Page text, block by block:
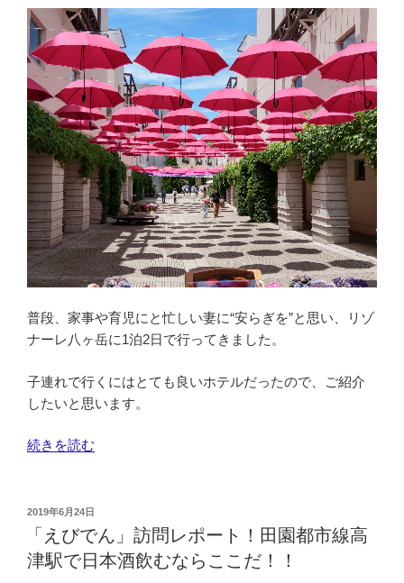
ス
ラ
イ
ト
（横
山
秀
夫）”
の
普段、家事や育児にと忙しい妻に“安らぎを”と思い、リゾ
ナーレ八ヶ岳に1泊2日で行ってきました。
子連れで行くにはとても良いホテルだったので、ご紹介
したいと思います。
“こ
と
い
っ
し
続きを読む
投
2019年6月24日
「えびでん」訪問レポート！田園都市線高
津駅で日本酒飲むならここだ！！